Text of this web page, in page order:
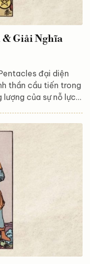
& Giải Nghĩa
đại diện
thần cầu tiến trong
của sự nỗ lực
của lá bài này,
chăm chỉ và sự
thông qua Eight
bài Eight of